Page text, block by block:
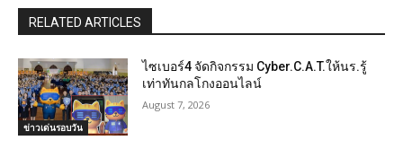
RELATED ARTICLES
ข่าวเด่นรอบวัน
ไซเบอร์4 จัดกิจกรรม Cyber.C.A.T.ให้นร.รู้
เท่าทันกลโกงออนไลน์
August 7, 2026